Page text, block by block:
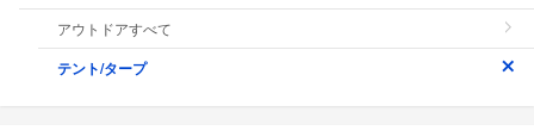
アウトドアすべて
テント/タープ